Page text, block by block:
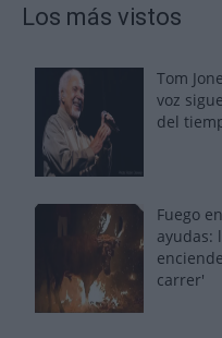
Los más vistos
Tom
voz
del
Fuego
ayudas:
carrer'